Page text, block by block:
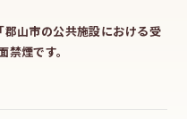
山市の公共施設における受
煙です。